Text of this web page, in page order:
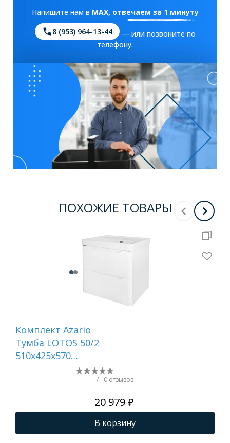
Напишите нам в MAX, отвечаем за 1 минуту
8 (953) 964-13-44
— или позвоните по
телефону.
ПОХОЖИЕ ТОВАРЫ
Комплект Azario
Тумба LOTOS 50/2
510х425х570
раковиной Monte 50
/ 0 отзывов
20 979 ₽
В корзину